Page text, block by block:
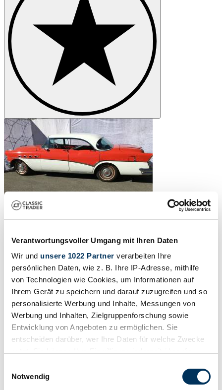
Verantwortungsvoller Umgang mit Ihren Daten
Wir und unsere 1022 Partner verarbeiten Ihre
persönlichen Daten, wie z. B. Ihre IP-Adresse, mithilfe
von Technologien wie Cookies, um Informationen auf
Ihrem Gerät zu speichern und darauf zuzugreifen und so
personalisierte Werbung und Inhalte, Messungen von
Werbung und Inhalten, Zielgruppenforschung sowie
Entwicklung von Angeboten zu ermöglichen. Sie
entscheiden darüber, wer Ihre Daten für welche Zwecke
Trigger Symbol ändern oder widerrufen
Notwendig